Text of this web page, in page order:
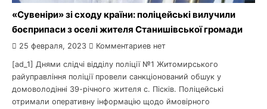
«Сувеніри» зі сходу країни: поліцейські вилучили
боєприпаси з оселі жителя Станишівської громади
25 февраля, 2023 Комментариев нет
[ad_1] Днями слідчі відділу поліції №1 Житомирського
райуправління поліції провели санкціонований обшук у
домоволодінні 39-річного жителя с. Пісків. Поліцейські
отримали оперативну інформацію щодо ймовірного